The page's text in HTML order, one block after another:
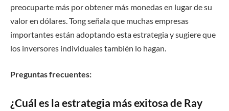
preocuparte más por obtener más monedas en lugar de su
valor en dólares. Tong señala que muchas empresas
importantes están adoptando esta estrategia y sugiere que
los inversores individuales también lo hagan.
Preguntas frecuentes:
¿Cuál es la estrategia más exitosa de Ray